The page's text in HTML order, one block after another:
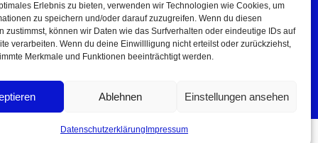
Erlebnis zu bieten, verwenden wir Technologien wie Cookies, um
zu speichern und/oder darauf zuzugreifen. Wenn du diesen
zustimmst, können wir Daten wie das Surfverhalten oder eindeutige IDs auf
verarbeiten. Wenn du deine Einwillligung nicht erteilst oder zurückziehst,
Merkmale und Funktionen beeinträchtigt werden.
Ablehnen Einstellungen ansehen
Datenschutzerklärung Impressum
Klicke hier, um Marketing-Cookies zu akzeptieren
und diesen Inhalt zu aktivieren